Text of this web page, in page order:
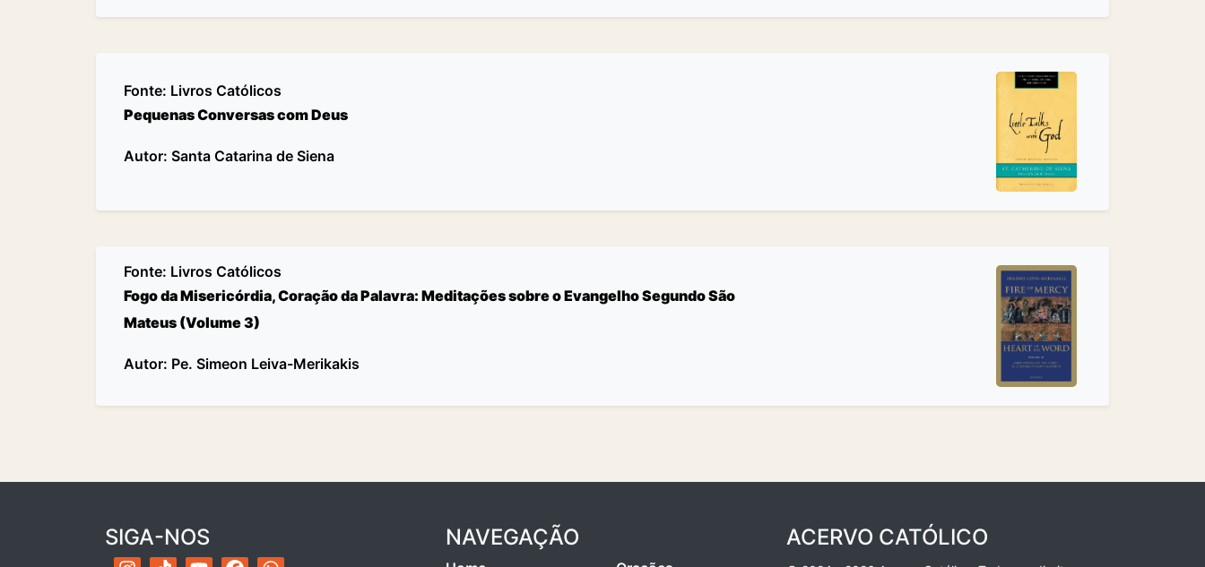
Fonte: Livros Católicos
Pequenas Conversas com Deus
Autor: Santa Catarina de Siena
Fonte: Livros Católicos
Fogo da Misericórdia, Coração da Palavra: Meditações sobre o Evangelho Segundo São
Mateus (Volume 3)
Autor: Pe. Simeon Leiva-Merikakis
SIGA-NOS NAVEGAÇÃO ACERVO CATÓLICO